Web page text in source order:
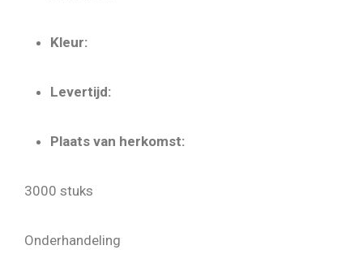
Kleur:
Levertijd:
Plaats van herkomst:
3000 stuks
Onderhandeling